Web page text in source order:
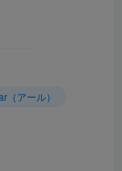
（アール）